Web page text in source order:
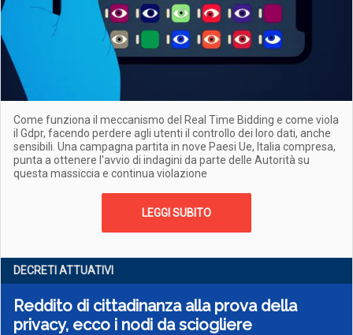
Come funziona il meccanismo del Real Time Bidding e come viola
il Gdpr, facendo perdere agli utenti il controllo dei loro dati, anche
sensibili. Una campagna partita in nove Paesi Ue, Italia compresa,
punta a ottenere l'avvio di indagini da parte delle Autorità su
questa massiccia e continua violazione
LEGGI SUBITO
DECRETI ATTUATIVI
Reddito di cittadinanza alla prova della
privacy, ecco i nodi da sciogliere